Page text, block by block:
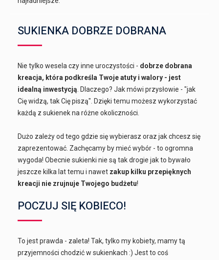
SUKIENKA DOBRZE DOBRANA
Nie tylko wesela czy inne uroczystości - dobrze dobrana
kreacja, która podkreśla Twoje atuty i walory - jest
idealną inwestycją . Dlaczego? Jak mówi przysłowie - "jak
Cię widzą, tak Cię piszą". Dzięki temu możesz wykorzystać
każdą z sukienek na różne okoliczności.
Dużo zależy od tego gdzie się wybierasz oraz jak chcesz się
zaprezentować. Zachęcamy by mieć wybór - to ogromna
wygoda! Obecnie sukienki nie są tak drogie jak to bywało
jeszcze kilka lat temu i nawet zakup kilku przepięknych
kreacji nie zrujnuje Twojego budżetu!
POCZUJ SIĘ KOBIECO!
To jest prawda - zaleta! Tak, tylko my kobiety, mamy tą
przyjemności chodzić w sukienkach :) Jest to coś